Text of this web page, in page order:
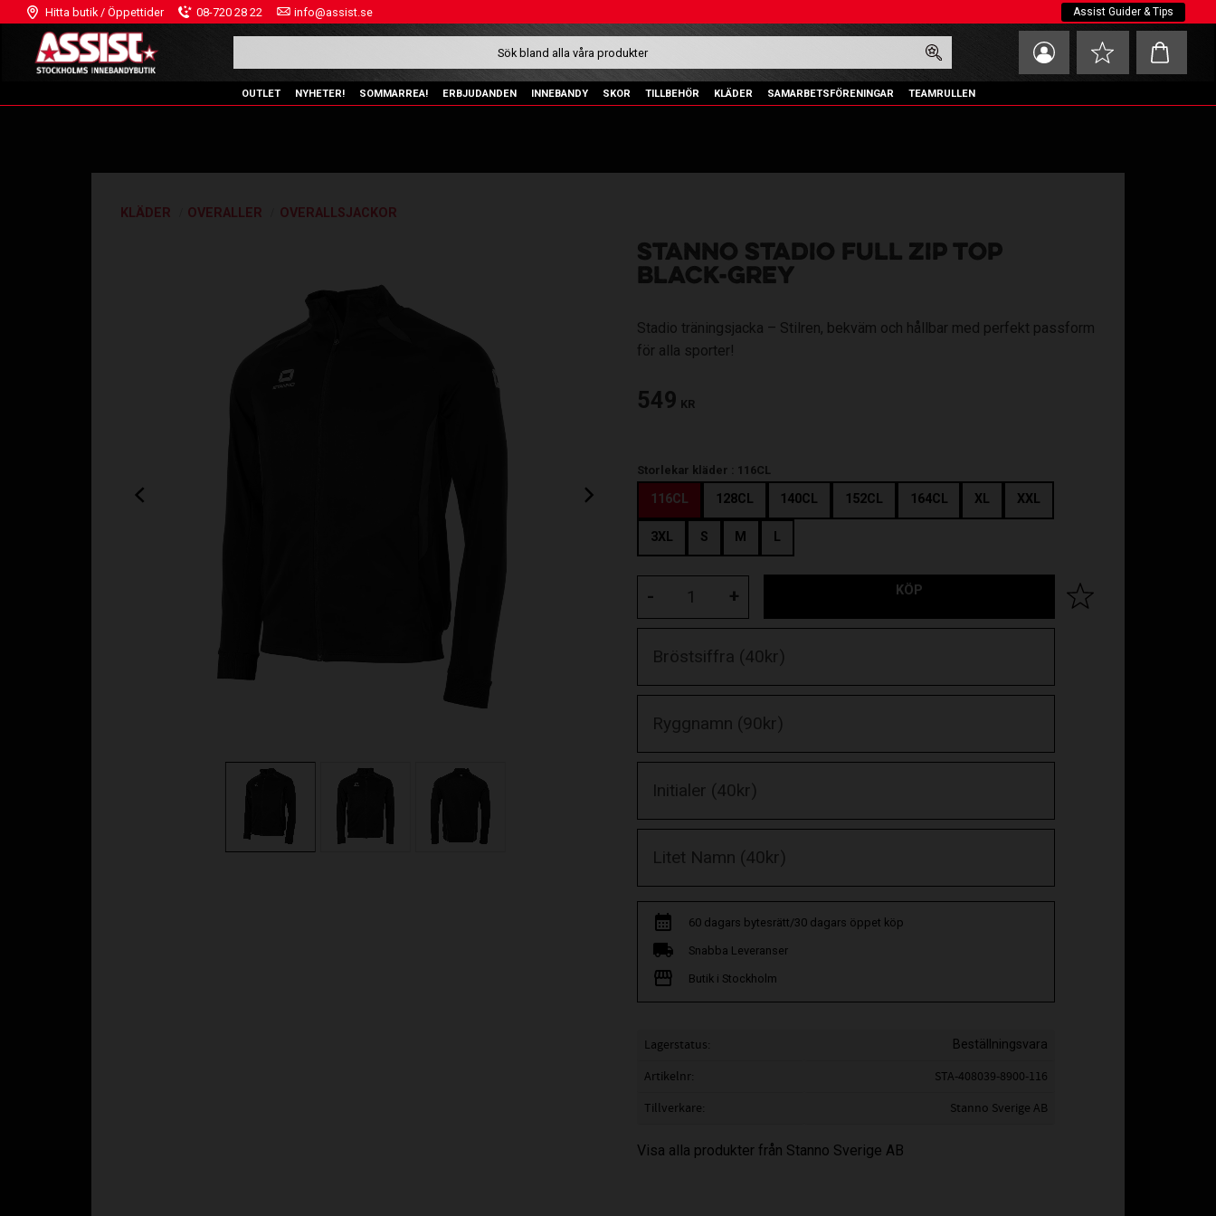
Hitta butik / Öppettider 08-720 28 22 info@assist.se Assist Guider & Tips
Favoriter
Kundvagn
OUTLET NYHETER! SOMMARREA! ERBJUDANDEN INNEBANDY SKOR TILLBEHÖR KLÄDER SAMARBETSFÖRENINGAR TEAMRULLEN
KLÄDER OVERALLER OVERALLSJACKOR
STANNO STADIO FULL ZIP TOP
BLACK-GREY
Stadio träningsjacka – Stilren, bekväm och hållbar med perfekt passform
för alla sporter!
549 KR
Storlekar kläder : 116CL
116CL 128CL 140CL 152CL 164CL XL XXL
3XL S M L
+
- KÖP Lägg till i favoriter
60 dagars bytesrätt/30 dagars öppet köp
Snabba Leveranser
Butik i Stockholm
Lagerstatus Beställningsvara
Artikelnr
STA-408039-8900-116
Tillverkare
Stanno Sverige AB
Visa alla produkter från Stanno Sverige AB